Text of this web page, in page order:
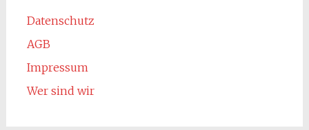
Datenschutz
AGB
Impressum
Wer sind wir